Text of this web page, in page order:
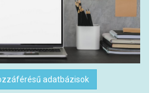
adatbázisok